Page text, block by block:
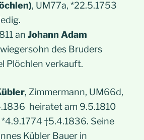
, UM77a, *22.5.1753
an Johann Adam
des Bruders
Plöchlen verkauft.
, Zimmermann, UM66d,
heiratet am 9.5.1810
*4.9.1774 †5.4.1836. Seine
Kübler Bauer in